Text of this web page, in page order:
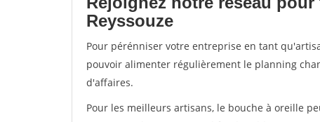
Reyssouze
Pour pérénniser votre entreprise en tant
pouvoir alimenter régulièrement le planning
d'affaires.
Pour les meilleurs artisans, le bouche à oreille